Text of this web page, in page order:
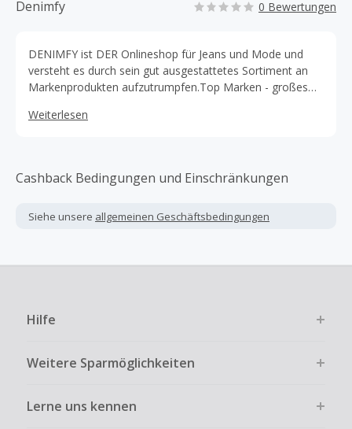
Denimfy 0 Bewertungen
DENIMFY ist DER Onlineshop für Jeans und Mode und
versteht es durch sein gut ausgestattetes Sortiment an
Markenprodukten aufzutrumpfen.Top Marken - großes
Weiterlesen
Cashback Bedingungen und Einschränkungen
Siehe unsere allgemeinen Geschäftsbedingungen
Hilfe
Weitere Sparmöglichkeiten
Lerne uns kennen